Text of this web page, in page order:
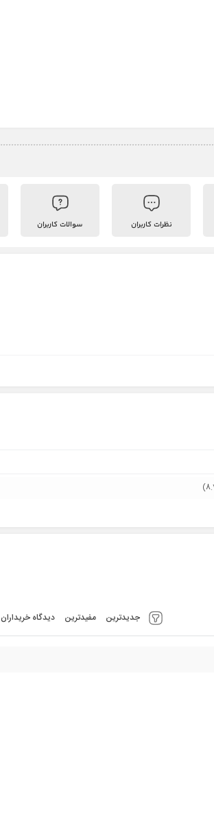
نظرات کاربران سوالات کاربران
جدیدترین مفیدترین دیدگاه خریداران